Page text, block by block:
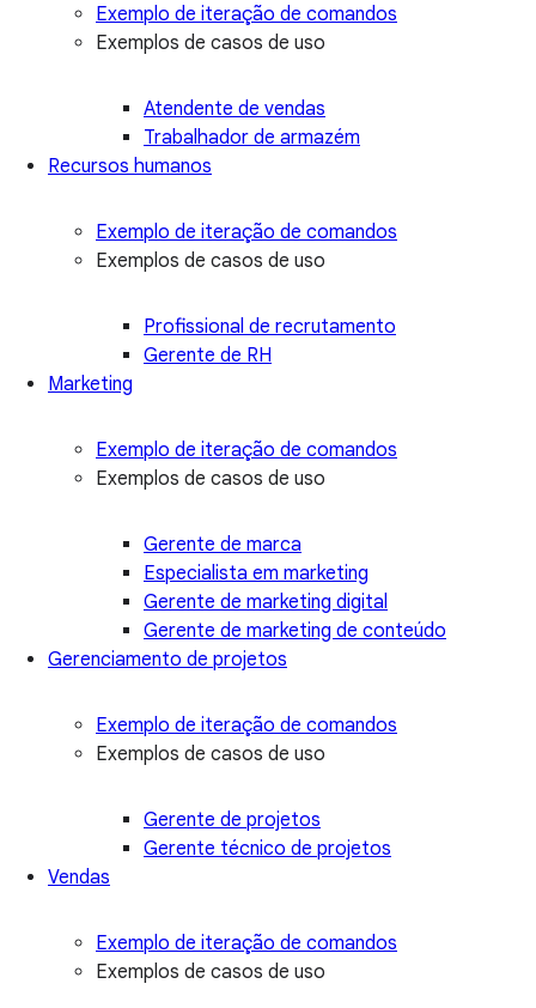
Exemplo de iteração de comandos
Exemplos de casos de uso
Atendente de vendas
Trabalhador de armazém
Recursos humanos
Exemplo de iteração de comandos
Exemplos de casos de uso
Profissional de recrutamento
Gerente de RH
Marketing
Exemplo de iteração de comandos
Exemplos de casos de uso
Gerente de marca
Especialista em marketing
Gerente de marketing digital
Gerente de marketing de conteúdo
Gerenciamento de projetos
Exemplo de iteração de comandos
Exemplos de casos de uso
Gerente de projetos
Gerente técnico de projetos
Vendas
Exemplo de iteração de comandos
Exemplos de casos de uso